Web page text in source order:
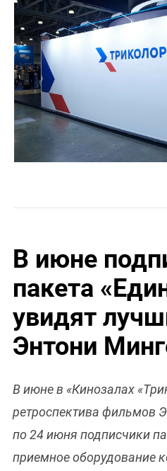
В июне
пакета
увидят
Энтони
В июне в «Кинозалах
ретроспектива фильмов
по 24 июня подписчики
приемное оборудование